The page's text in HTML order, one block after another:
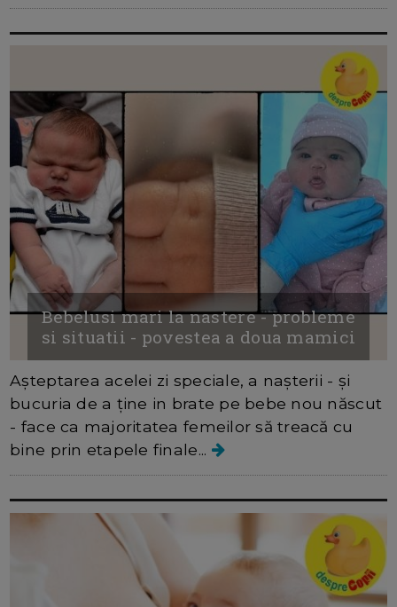
Bebelusi mari la nastere - probleme
si situatii - povestea a doua mamici
Așteptarea acelei zi speciale, a nașterii - și
bucuria de a ține in brate pe bebe nou născut
- face ca majoritatea femeilor să treacă cu
bine prin etapele finale...